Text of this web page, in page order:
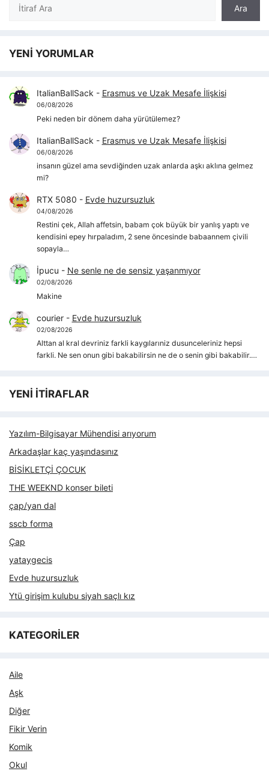
Ara
YENİ YORUMLAR
ItalianBallSack - Erasmus ve Uzak Mesafe İlişkisi
06/08/2026
Peki neden bir dönem daha yürütülemez?
ItalianBallSack - Erasmus ve Uzak Mesafe İlişkisi
06/08/2026
insanın güzel ama sevdiğinden uzak anlarda aşkı aklına gelmez
mi?
RTX 5080 - Evde huzursuzluk
04/08/2026
Restini çek, Allah affetsin, babam çok büyük bir yanlış yaptı ve
kendisini epey hırpaladım, 2 sene öncesinde babaannem çivili
sopayla…
İpucu - Ne senle ne de sensiz yaşanmıyor
02/08/2026
Makine
courier- Evde huzursuzluk
02/08/2026
Alttan al kral devriniz farkli kaygılarıniz dusunceleriniz hepsi
farkli. Ne sen onun gibi bakabilirsin ne de o senin gibi bakabilir.…
YENİ İTİRAFLAR
Yazılım-Bilgisayar Mühendisi arıyorum
Arkadaşlar kaç yaşındasınız
BİSİKLETÇİ ÇOCUK
THE WEEKND konser bileti
çap/yan dal
sscb forma
Çap
yataygecis
Evde huzursuzluk
Ytü girişim kulubu siyah saçlı kız
KATEGORİLER
Aile
Aşk
Diğer
Fikir Verin
Komik
Okul